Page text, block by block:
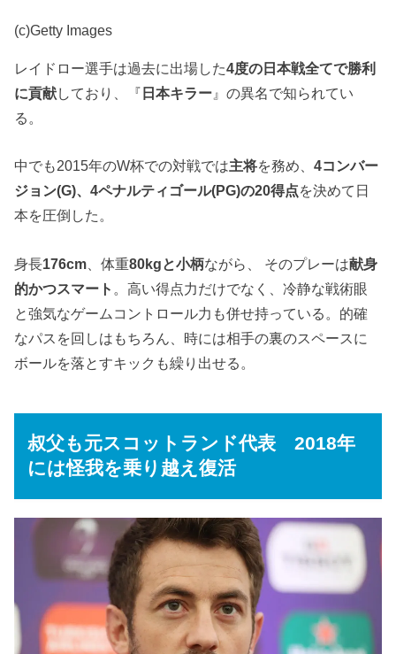
(c)Getty Images
レイドロー選手は過去に出場した4度の日本戦全てで勝利
に貢献しており、『 日本キラー 』の異名で知られてい
る。
中でも2015年のW杯での対戦では主将を務め、4コンバー
ジョン(G)、4ペナルティゴール(PG)の20得点を決めて日
本を圧倒した。
身長176cm 、体重80kgと小柄ながら、 そのプレーは献身
的かつスマート 。高い得点力だけでなく、冷静な戦術眼
と強気なゲームコントロール力も併せ持っている。的確
なパスを回しはもちろん、時には相手の裏のスペースに
ボールを落とすキックも繰り出せる。
叔父も元スコットランド代表 2018年
には怪我を乗り越え復活